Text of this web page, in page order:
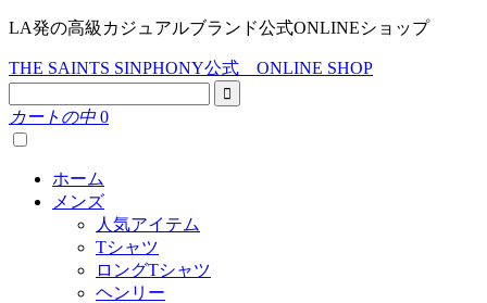
LA発の高級カジュアルブランド公式ONLINEショップ
THE SAINTS SINPHONY公式 ONLINE SHOP
カートの中 0
ホーム
メンズ
人気アイテム
Tシャツ
ロングTシャツ
ヘンリー